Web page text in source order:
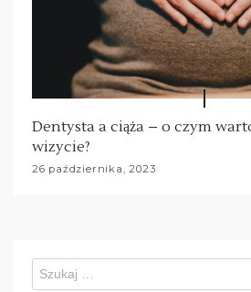
Dentysta a ciąża – o czym
wizycie?
26 października, 2023
Szukaj: